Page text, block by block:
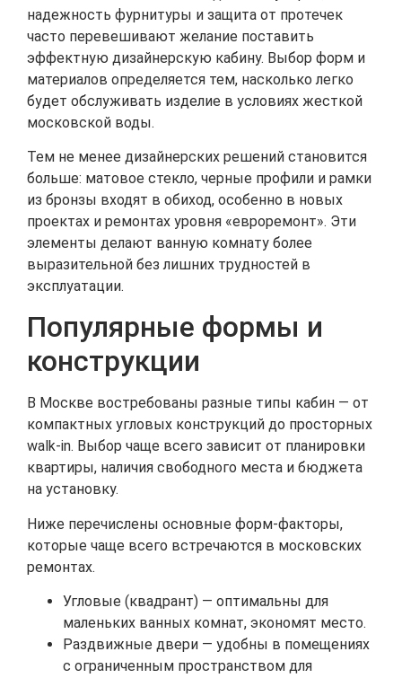
надежность фурнитуры и защита от протечек
часто перевешивают желание поставить
эффектную дизайнерскую кабину. Выбор форм и
материалов определяется тем, насколько легко
будет обслуживать изделие в условиях жесткой
московской воды.
Тем не менее дизайнерских решений становится
больше: матовое стекло, черные профили и рамки
из бронзы входят в обиход, особенно в новых
проектах и ремонтах уровня «евроремонт». Эти
элементы делают ванную комнату более
выразительной без лишних трудностей в
эксплуатации.
Популярные формы и
конструкции
В Москве востребованы разные типы кабин — от
компактных угловых конструкций до просторных
walk-in. Выбор чаще всего зависит от планировки
квартиры, наличия свободного места и бюджета
на установку.
Ниже перечислены основные форм-факторы,
которые чаще всего встречаются в московских
ремонтах.
Угловые (квадрант) — оптимальны для
маленьких ванных комнат, экономят место.
Раздвижные двери — удобны в помещениях
с ограниченным пространством для